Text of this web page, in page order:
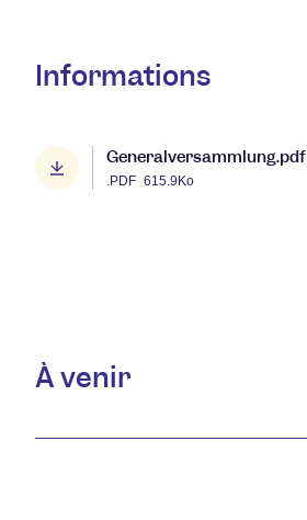
Informations
Generalversammlung.pdf
.PDF 615.9Ko
À venir